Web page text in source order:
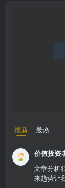
最新 最热
价值投资
文章分析
来趋势让